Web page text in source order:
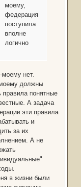
моему,
федерация
поступила
вполне
логично
нет.
должны
правила понятные
А задача
эти правила
и
за их
А не
в жизни были